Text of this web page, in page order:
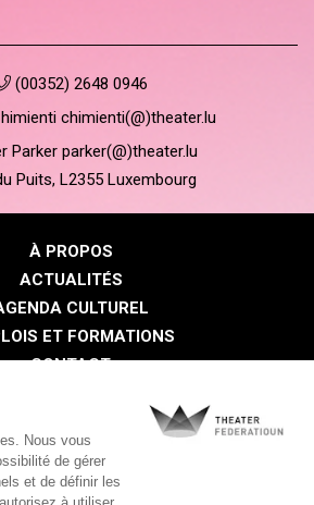
(00352) 2648 0946
chimienti(@)theater.lu
Parker parker(@)theater.lu
Puits, L2355 Luxembourg
À PROPOS
ACTUALITÉS
CULTUREL
ET FORMATIONS
CONTACT
de confidentialité
Politique des cookies